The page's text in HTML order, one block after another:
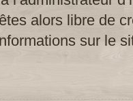
alors libre de
sur le